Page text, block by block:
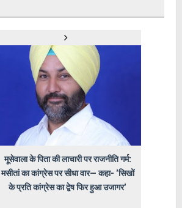
मूसेवाला के पिता की लाचारी पर राजनीति गर्म:
मसीतां का कांग्रेस पर सीधा वार— कहा- 'सिखों
के प्रति कांग्रेस का द्वेष फिर हुआ उजागर'